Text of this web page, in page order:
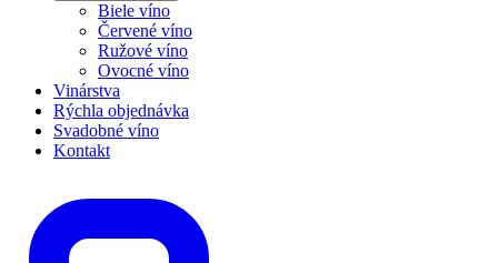
Biele víno
Červené víno
Ružové víno
Ovocné víno
Vinárstva
Rýchla objednávka
Svadobné víno
Kontakt